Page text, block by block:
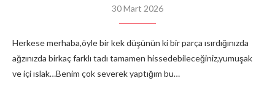
30 Mart 2026
Herkese merhaba,öyle bir kek düşünün ki bir parça ısırdığınızda
ağzınızda birkaç farklı tadı tamamen hissedebileceğiniz,yumuşak
ve içi ıslak…Benim çok severek yaptığım bu…